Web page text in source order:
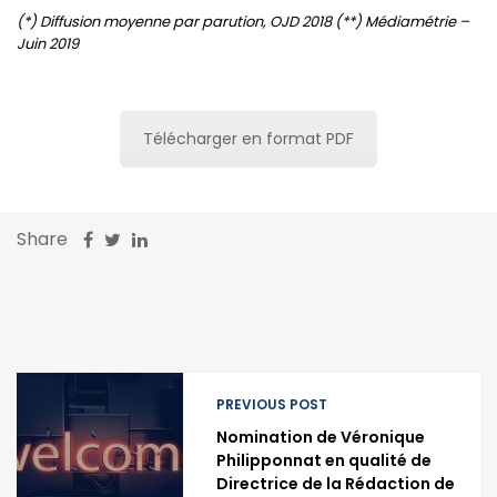
(*) Diffusion moyenne par parution, OJD 2018 (**) Médiamétrie –
Juin 2019
Télécharger en format PDF
Share
PREVIOUS POST
Nomination de Véronique
Philipponnat en qualité de
Directrice de la Rédaction de